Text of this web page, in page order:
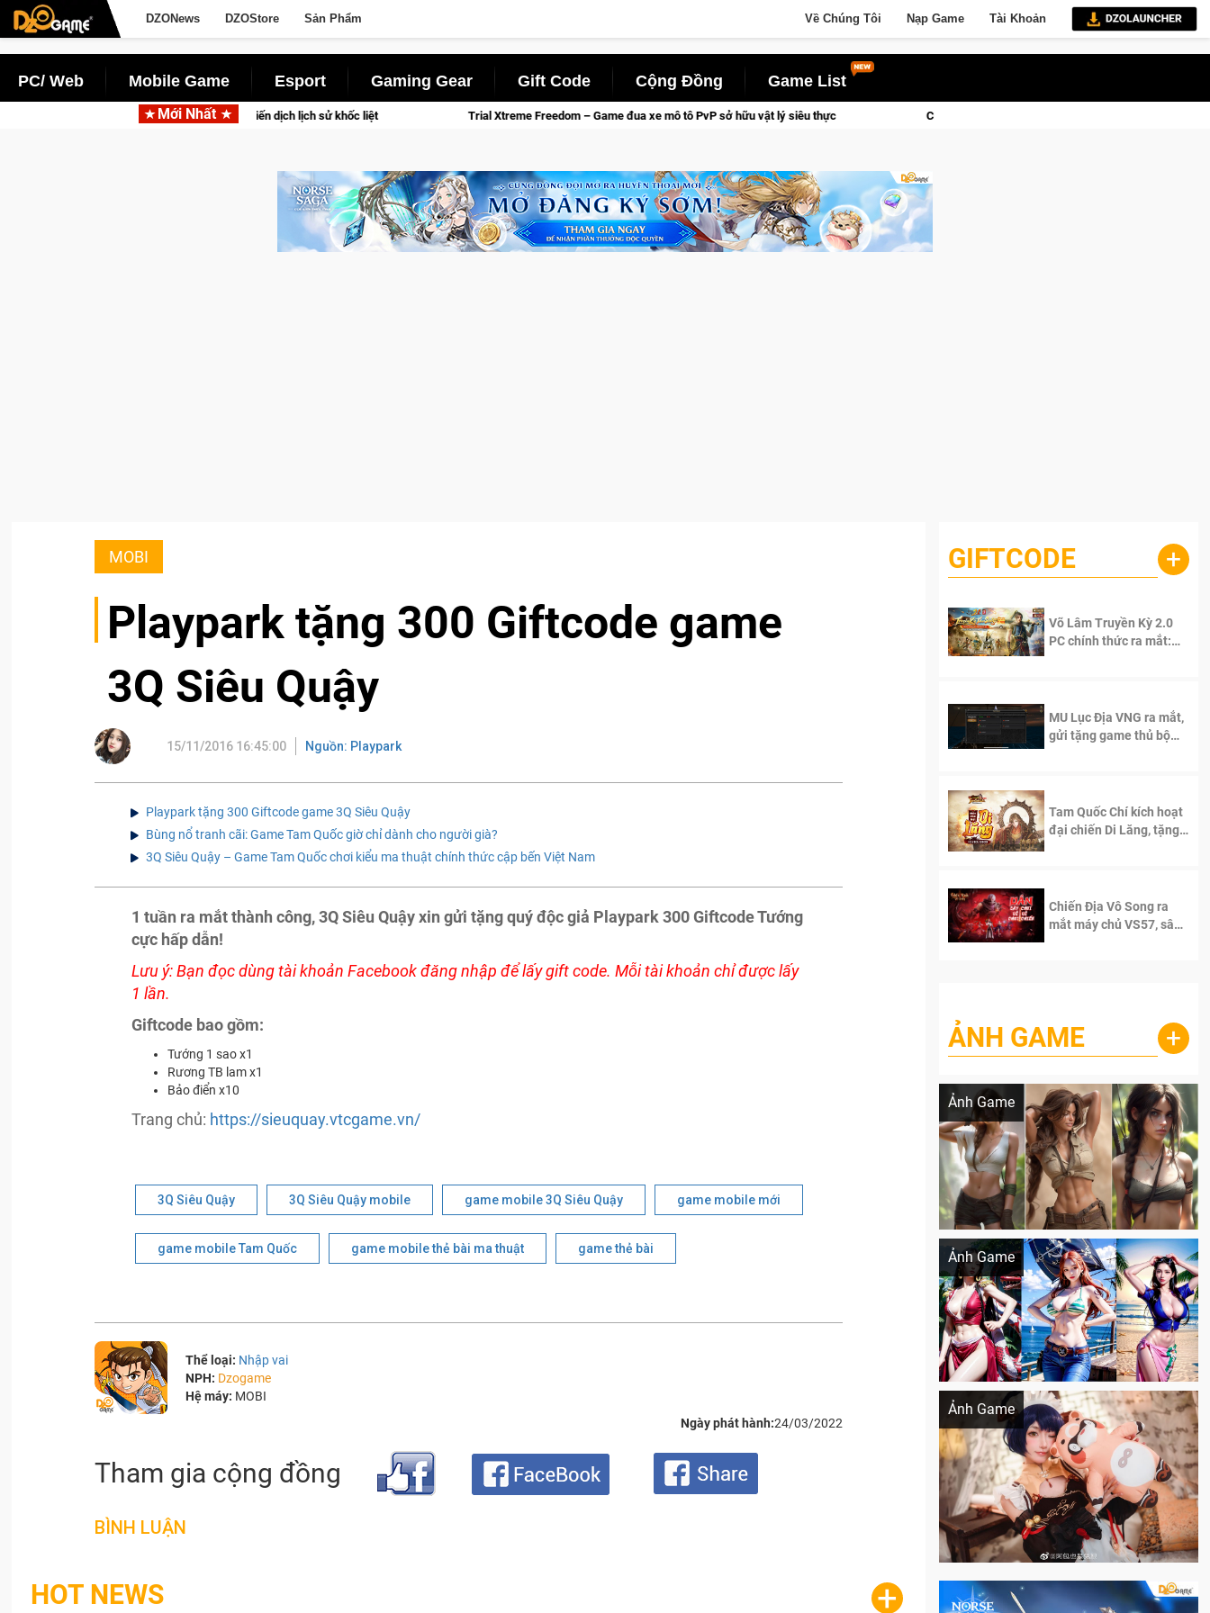
DZONews DZOStore Sản Phẩm Về Chúng Tôi Nạp Game Tài Khoản
PC/ Web Mobile Game Esport Gaming Gear Gift Code Cộng Đồng Game List
Mới Nhất
cao đưa bạn vào các chiến dịch lịch sử khốc liệt Trial Xtreme Freedom – Game đua xe mô tô PvP sở hữu vật lý siêu thực CFVL 2026 Mùa 2 khép lại với hành trình đầy cảm xúc, Team Falcons lên
MOBI
Playpark tặng 300 Giftcode game
3Q Siêu Quậy
15/11/2016 16:45:00 Nguồn: Playpark
Playpark tặng 300 Giftcode game 3Q Siêu Quậy
Bùng nổ tranh cãi: Game Tam Quốc giờ chỉ dành cho người già?
3Q Siêu Quậy – Game Tam Quốc chơi kiểu ma thuật chính thức cập bến Việt Nam
1 tuần ra mắt thành công, 3Q Siêu Quậy xin gửi tặng quý độc giả Playpark 300 Giftcode Tướng
cực hấp dẫn!
Lưu ý: Bạn đọc dùng tài khoản Facebook đăng nhập để lấy gift code. Mỗi tài khoản chỉ được lấy
1 lần.
Giftcode bao gồm:
Tướng 1 sao x1
Rương TB lam x1
Bảo điển x10
Trang chủ: https://sieuquay.vtcgame.vn/
3Q Siêu Quậy 3Q Siêu Quậy mobile game mobile 3Q Siêu Quậy game mobile mới
game mobile Tam Quốc game mobile thẻ bài ma thuật game thẻ bài
Thể loại: Nhập vai
NPH: Dzogame
Hệ máy: MOBI
Ngày phát hành:24/03/2022
Tham gia cộng đồng
BÌNH LUẬN
HOT NEWS +
GIFTCODE +
Võ Lâm Truyền Kỳ 2.0
PC chính thức ra mắt:
MU Lục Địa VNG ra mắt,
gửi tặng game thủ bộ
Tam Quốc Chí kích hoạt
đại chiến Di Lăng, tặng
Chiến Địa Vô Song ra
mắt máy chủ VS57, sân
ẢNH GAME +
Ảnh Game
Lala Croft vừa nóng vừa xinh dưới nét vẽ
Ảnh Game
Khi AI Cosplay gái đẹp One Piece
Ảnh Game
Cosplay Xiangling siêu cute